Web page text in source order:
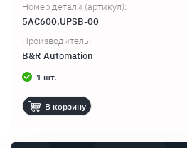
Номер детали (артикул):
5AC600.UPSB-00
Производитель:
B&R Automation
1 шт.
В корзину